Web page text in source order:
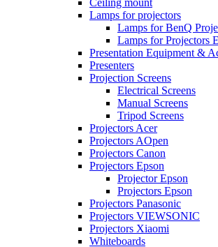
Ceiling mount
Lamps for projectors
Lamps for BenQ
Lamps for Projectors
Presentation Equipment &
Presenters
Projection Screens
Electrical Screens
Manual Screens
Tripod Screens
Projectors Acer
Projectors AOpen
Projectors Canon
Projectors Epson
Projector Epson
Projectors Epson
Projectors Panasonic
Projectors VIEWSONIC
Projectors Xiaomi
Whiteboards